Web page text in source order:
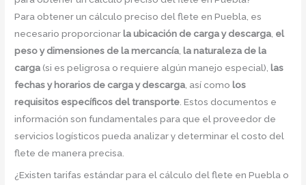
Para obtener un cálculo preciso del flete en Puebla, es
necesario proporcionar la ubicación de carga y descarga el
peso y dimensiones de la mercancía la naturaleza de la
carga (si es peligrosa o requiere algún manejo especial), las
fechas y horarios de carga y descarga , así como los
requisitos específicos del transporte . Estos documentos e
información son fundamentales para que el proveedor de
servicios logísticos pueda analizar y determinar el costo del
flete de manera precisa.
¿Existen tarifas estándar para el cálculo del flete en Puebla o